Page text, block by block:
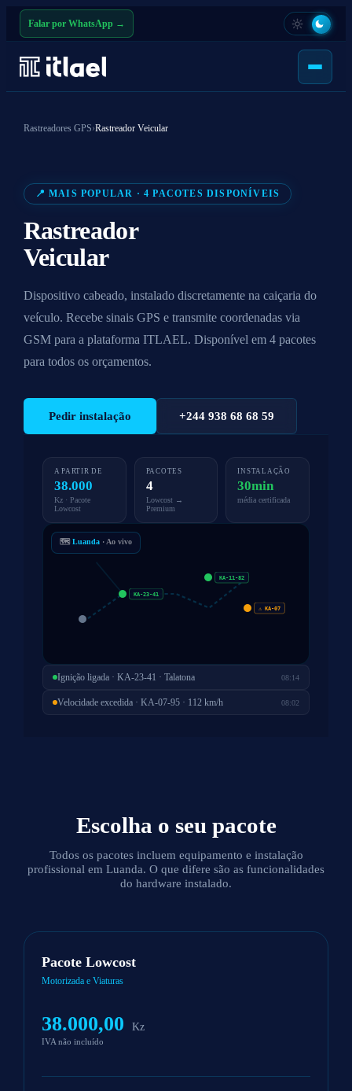
Falar por WhatsApp →
Rastreadores GPS›Rastreador Veicular
📍 MAIS POPULAR · 4 PACOTES DISPONÍVEIS
Rastreador
Veicular
Dispositivo cabeado, instalado discretamente na caiçaria do
veículo. Recebe sinais GPS e transmite coordenadas via
GSM para a plataforma ITLAEL. Disponível em 4 pacotes
para todos os orçamentos.
Pedir instalação +244 938 68 68 59
A PARTIR DE
38.000
Kz · Pacote
Lowcost
PACOTES
4
Lowcost →
Premium
INSTALAÇÃO
30min
média certificada
KA-23-41
KA-11-82
⚠ KA-07
🗺 Luanda· Ao vivo
Ignição ligada · KA-23-41 · Talatona 08:14
Velocidade excedida · KA-07-95 · 112 km/h 08:02
Escolha o seu pacote
Todos os pacotes incluem equipamento e instalação
profissional em Luanda. O que difere são as funcionalidades
do hardware instalado.
Pacote Lowcost
Motorizada e Viaturas
38.000,00 Kz
IVA não incluído